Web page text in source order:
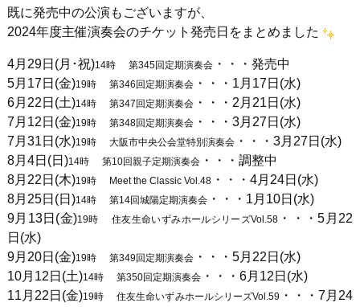
既に発売中の公演もございますが、
2024年度主催演奏会のチケット発売日をまとめました
4月29日(月･祝)14時 第345回定期演奏会・・・発売中
5月17日(金)19時 第346回定期演奏会・・・1月17日(水)
6月22日(土)14時 第347回定期演奏会・・・2月21日(水)
7月12日(金)19時 第348回定期演奏会・・・3月27日(水)
7月31日(水)19時 大阪市中央公会堂特別演奏会・・・3月27日(水)
8月4日(日)14時 第10回親子定期演奏会・・・調整中
8月22日(木)19時 Meet the Classic Vol.48・・・4月24日(水)
8月25日(日)14時 第14回城陽定期演奏会・・・1月10日(水)
9月13日(金)19時 住友生命いずみホールシリーズVol.58・・・5月22
日(水)
9月20日(金)19時 第349回定期演奏会・・・5月22日(水)
10月12日(土)14時 第350回定期演奏会・・・6月12日(水)
11月22日(金)19時 住友生命いずみホールシリーズVol.59 ・・・7月24